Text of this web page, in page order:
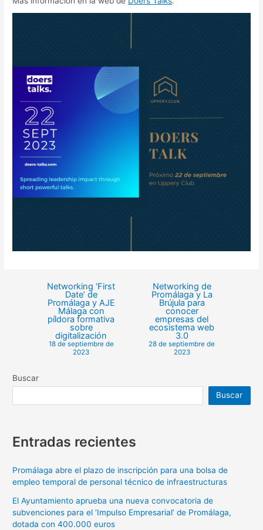
Networking ‘First
Date’ de
Promálaga y AJE
Málaga con
píldora formativa
sobre
digitalización
18 de septiembre de
2023
Networking de
Promálaga y La
Brújula para
conocer
empresas del
ecosistema web
3.0
28 de septiembre de
2023
Buscar
Buscar
Entradas recientes
Promálaga abre el plazo de inscripción para una bolsa de
empleo temporal de personal técnico de infraestructuras
El Ayuntamiento aprueba una nueva convocatoria de
subvenciones para el ‘Impulso Empresarial’ de Promálaga,
dotada con 400.000 euros